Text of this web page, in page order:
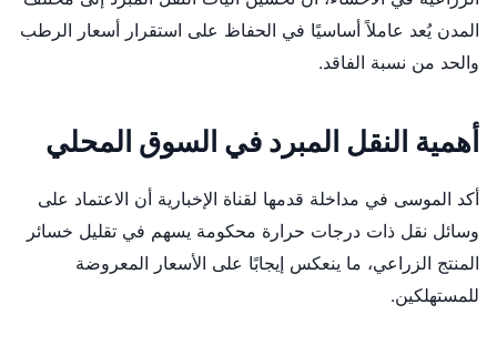
المدن يُعد عاملاً أساسيًا في الحفاظ على استقرار أسعار الرطب
والحد من نسبة الفاقد.
أهمية النقل المبرد في السوق المحلي
أكد الموسى في مداخلة قدمها لقناة الإخبارية أن الاعتماد على
وسائل نقل ذات درجات حرارة محكومة يسهم في تقليل خسائر
المنتج الزراعي، ما ينعكس إيجابًا على الأسعار المعروضة
للمستهلكين.